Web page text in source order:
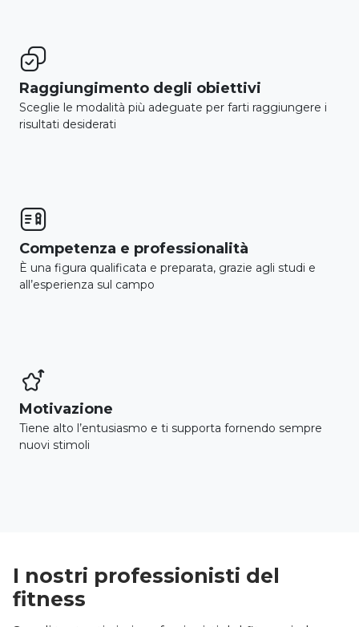

Raggiungimento degli obiettivi
Sceglie le modalità più adeguate per farti raggiungere i
risultati desiderati

Competenza e professionalità
È una figura qualificata e preparata, grazie agli studi e
all’esperienza sul campo

Motivazione
Tiene alto l’entusiasmo e ti supporta fornendo sempre
nuovi stimoli
I nostri professionisti del
fitness